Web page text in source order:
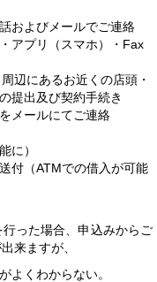
およびメールでご連絡
アプリ（スマホ）・Fax
辺にあるお近くの店頭・
提出及び契約手続き
メールにてご連絡
に）
付（ATMでの借入が可能
った場合、申込みからご
来ますが、
よくわからない。